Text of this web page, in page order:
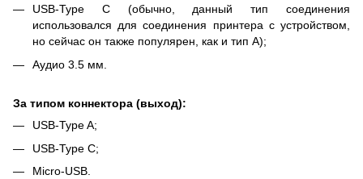
USB-Type C (обычно, данный тип соединения
использовался для соединения принтера с устройством,
но сейчас он также популярен, как и тип А);
Аудио 3.5 мм.
За типом коннектора (выход):
USB-Type A;
USB-Type C;
Micro-USB.